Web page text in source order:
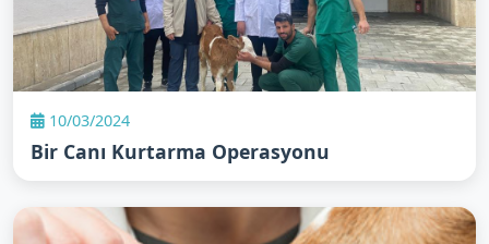
10/03/2024
Bir Canı Kurtarma Operasyonu